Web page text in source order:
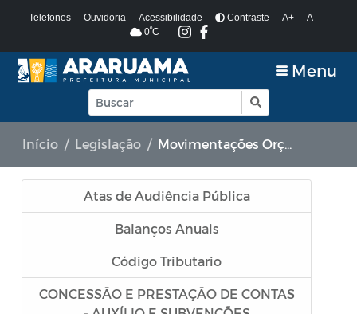
Telefones Ouvidoria Acessibilidade Contraste A+
A-
0ºC
Menu
Início Legislação Movimentações Orçamentárias
Atas de Audiência Pública
Balanços Anuais
Código Tributario
CONCESSÃO E PRESTAÇÃO DE CONTAS